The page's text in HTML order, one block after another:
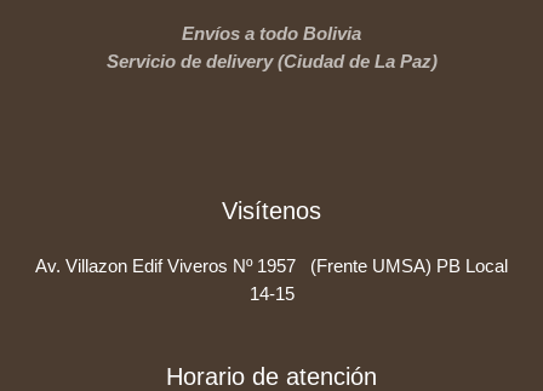
Envíos a todo Bolivia
Servicio de delivery (Ciudad de La Paz)
Visítenos
Av. Villazon Edif Viveros Nº 1957 (Frente UMSA) PB Local
14-15
Horario de atención